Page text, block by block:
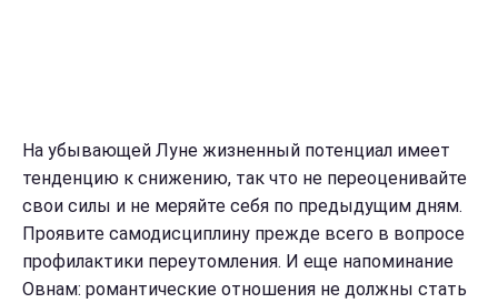
На убывающей Луне жизненный потенциал имеет
тенденцию к снижению, так что не переоценивайте
свои силы и не меряйте себя по предыдущим дням.
Проявите самодисциплину прежде всего в вопросе
профилактики переутомления. И еще напоминание
Овнам: романтические отношения не должны стать